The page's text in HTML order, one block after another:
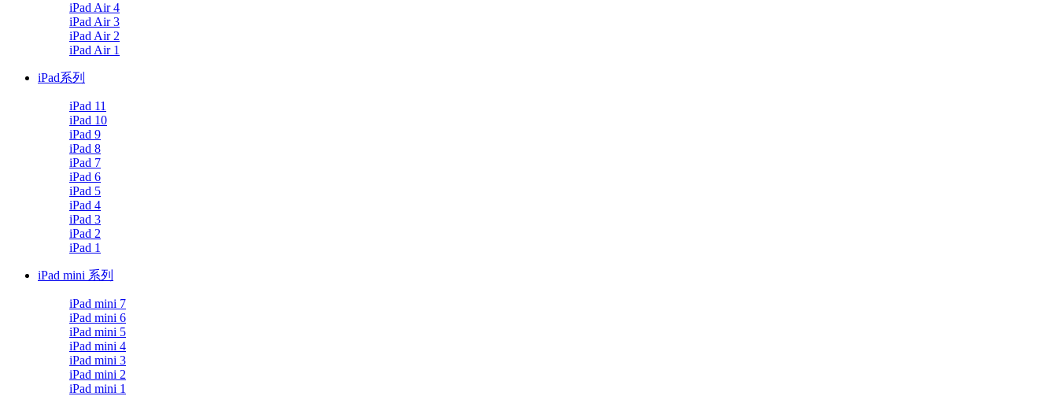
iPad Air 4
iPad Air 3
iPad Air 2
iPad Air 1
iPad系列
iPad 11
iPad 10
iPad 9
iPad 8
iPad 7
iPad 6
iPad 5
iPad 4
iPad 3
iPad 2
iPad 1
iPad mini 系列
iPad mini 7
iPad mini 6
iPad mini 5
iPad mini 4
iPad mini 3
iPad mini 2
iPad mini 1